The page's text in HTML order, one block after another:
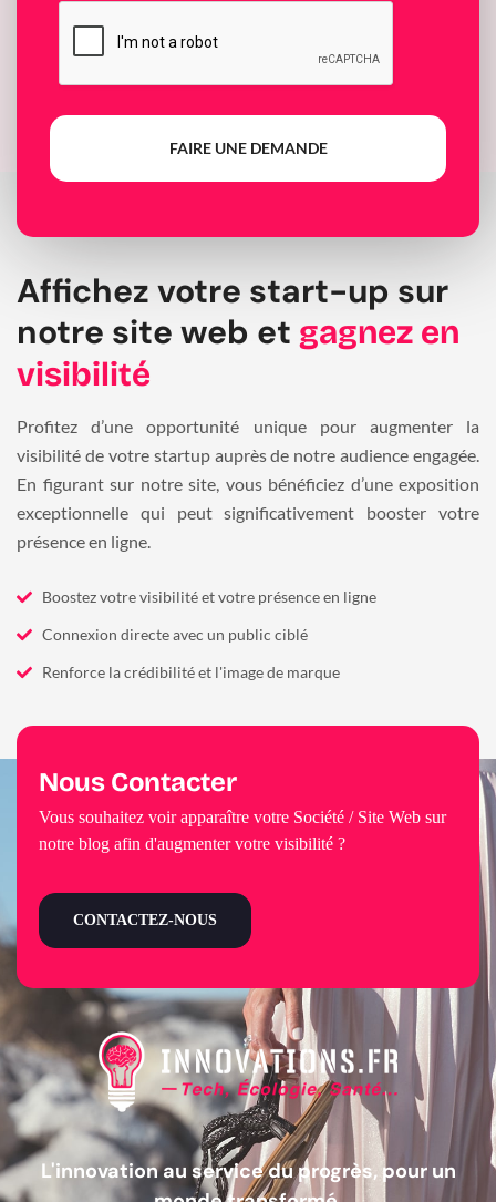
FAIRE UNE DEMANDE
Affichez votre start-up sur
notre site web et gagnez en
visibilité
Profitez d’une opportunité unique pour augmenter la
visibilité de votre startup auprès de notre audience engagée.
En figurant sur notre site, vous bénéficiez d’une exposition
exceptionnelle qui peut significativement booster votre
présence en ligne.
Boostez votre visibilité et votre présence en ligne
Connexion directe avec un public ciblé
Renforce la crédibilité et l'image de marque
L'innovation au service du progrès, pour un
Nous Contacter
Vous souhaitez voir apparaître votre Société / Site Web sur
notre blog afin d'augmenter votre visibilité ?
CONTACTEZ-NOUS